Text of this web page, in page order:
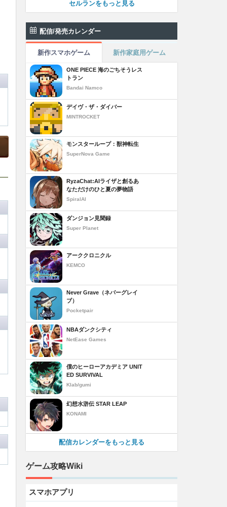
セルランをもっと見る
配信/発売カレンダー
新作スマホゲーム 新作家庭用ゲーム
ONE PIECE 海のごちそうレス
トラン
Bandai Namco
デイヴ・ザ・ダイバー
MINTROCKET
モンスターループ：獣神転生
SuperNova Game
RyzaChat:AIライザと創るあ
なただけのひと夏の夢物語
SpiralAI
ダンジョン見聞録
Super Planet
アーククロニクル
KEMCO
Never Grave（ネバーグレイ
ブ）
Pocketpair
NBAダンクシティ
NetEase Games
僕のヒーローアカデミア UNIT
ED SURVIVAL
Klab/gumi
幻想水滸伝 STAR LEAP
KONAMI
配信カレンダーをもっと見る
ゲーム攻略Wiki
スマホアプリ